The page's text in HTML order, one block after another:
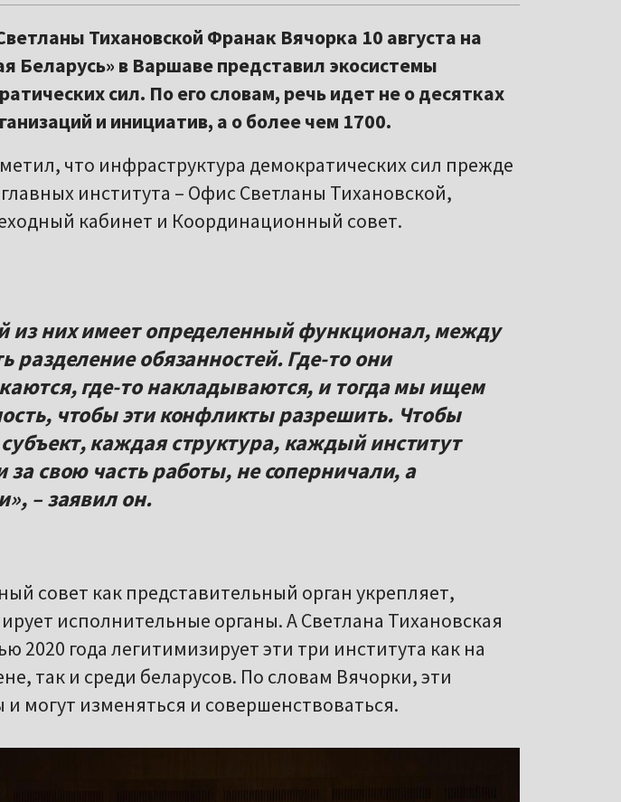
Тихановской Франак Вячорка 10 августа на
Беларусь» в Варшаве представил экосистемы
сил. По его словам, речь идет не о десятках
и инициатив, а о более чем 1700.
что инфраструктура демократических сил прежде
института – Офис Светланы Тихановской,
кабинет и Координационный совет.
из них имеет определенный функционал, между
разделение обязанностей. Где-то они
где-то накладываются, и тогда мы ищем
чтобы эти конфликты разрешить. Чтобы
каждая структура, каждый институт
за свою часть работы, не соперничали, а
– заявил он.
совет как представительный орган укрепляет,
исполнительные органы. А Светлана Тихановская
2020 года легитимизирует эти три института как на
так и среди беларусов. По словам Вячорки, эти
могут изменяться и совершенствоваться.